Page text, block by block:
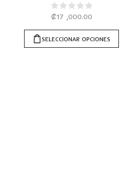
₡17 ,000.00
SELECCIONAR OPCIONES